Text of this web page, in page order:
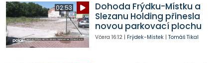
02:53
Dohoda Frýdku-Místku a
Slezanu Holding přinesla
novou parkovací plochu
Včera 16:12| Frýdek-Místek| Tomáš Tikal